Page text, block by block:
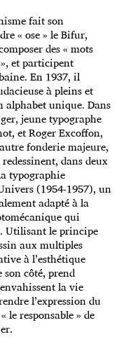
fait son
« ose » le Bifur,
des « mots
et participent
En 1937, il
à pleins et
alphabet unique. Dans
jeune typographe
et Roger Excoffon,
fonderie majeure,
dans deux
typographie
(1954-1957), un
adapté à la
qui
Utilisant le principe
aux multiples
à l’esthétique
côté, prend
la vie
l’expression du
le responsable » de